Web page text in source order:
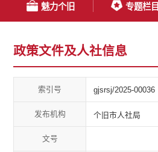
魅力个旧 专题栏目
政策文件及人社信息
索引号 gjsrsj/2025-00036
发布机构 个旧市人社局
文号